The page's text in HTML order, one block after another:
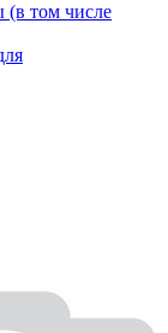
(в том числе